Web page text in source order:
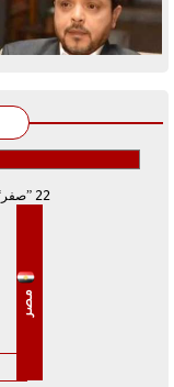
22 صفر
مصر